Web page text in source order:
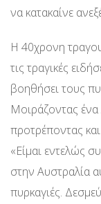
να κατακαίνε
Η 40χρονη
τις τραγικές
βοηθήσει τους
Μοιράζοντας ένα
προτρέποντας
«Είμαι εντελώς
στην Αυστραλία
πυρκαγιές.